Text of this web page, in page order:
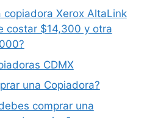
copiadora Xerox AltaLink
costar $14,300 y otra
CDMX
una Copiadora?
comprar una